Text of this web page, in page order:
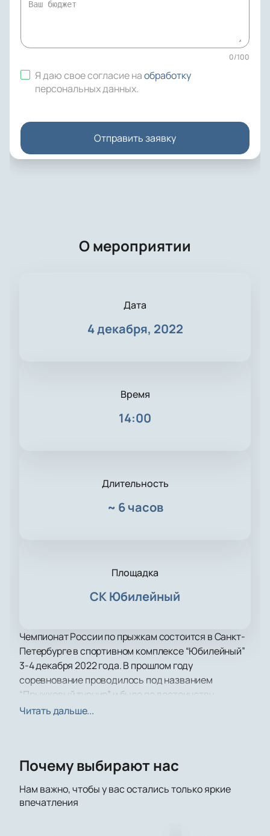
0/100
Я даю свое согласие наобработку
персональных данных.
Отправить заявку
О мероприятии
Дата
4 декабря, 2022
Время
14:00
Длительность
~ 6 часов
Площадка
СК Юбилейный
Чемпионат России по прыжкам состоится в Санкт-
Петербурге в спортивном комплексе “Юбилейный”
3-4 декабря 2022 года. В прошлом году
соревнование проводилось под названием
“Прыжковый турнир” и было по достоинству
оценено российскими поклонниками конькового
выступления спортсменов!
соревновательный характер, нравится зрителям
своей зрелищностью и красотой. Спортсмены
Читать дальше...
Почему выбирают нас
Нам важно, чтобы у вас остались только яркие
впечатления